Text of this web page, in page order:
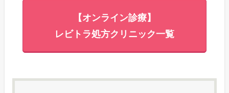
【オンライン診療】
レビトラ処方クリニック一覧